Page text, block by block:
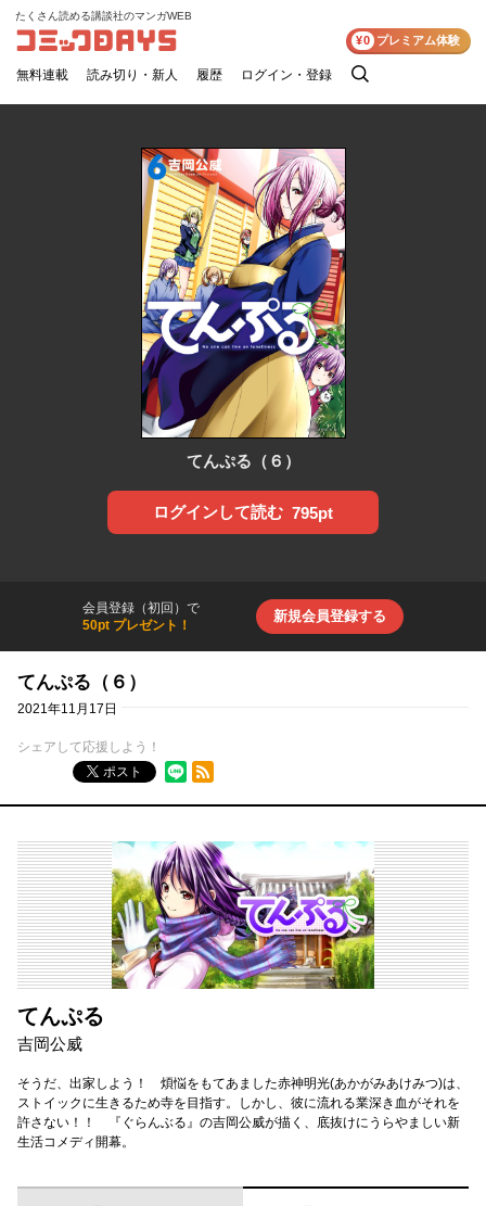
コミックDAYS
たくさん読める講談社のマンガWEB
無料連載 読み切り・新人 履歴 ログイン・登録
検
¥0 プレミアム体験
てんぷる（６）
ログインして読む 795pt
会員登録（初回）で
50pt プレゼント！
新規会員登録する
てんぷる（６）
2021年11月17日
シェアして応援しよう！
ポスト
RSSフィード
てんぷる
吉岡公威
そうだ、出家しよう！ 煩悩をもてあました赤神明光(あかがみあけみつ)は、
ストイックに生きるため寺を目指す。しかし、彼に流れる業深き血がそれを
許さない！！ 『ぐらんぶる』の吉岡公威が描く、底抜けにうらやましい新
生活コメディ開幕。